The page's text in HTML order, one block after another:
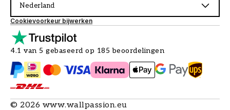
Nederland
Cookievoorkeur bijwerken
4.1 van 5 gebaseerd op 185 beoordelingen
© 2026 www.wallpassion.eu